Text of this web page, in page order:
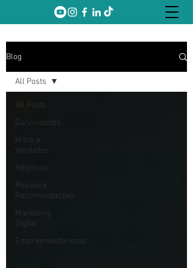
Blog
All Posts
Curiosidades
Mitos e
Verdades
Negócios
Review e
Recomendações
Marketing
Digital
Empreendedorismo
All Posts